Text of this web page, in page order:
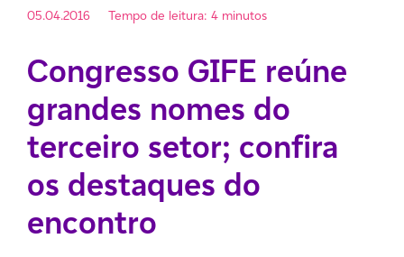
05.04.2016 Tempo de leitura: 4 minutos
Congresso GIFE reúne
grandes nomes do
terceiro setor; confira
os destaques do
encontro